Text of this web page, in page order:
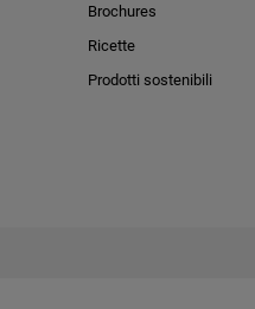
Brochures
Ricette
Prodotti sostenibili